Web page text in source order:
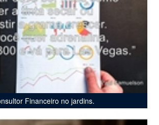
Financeiro no jardins.